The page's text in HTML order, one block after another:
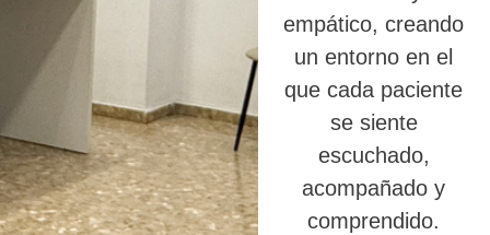
empático, creando
un entorno en el
que cada paciente
se siente
escuchado,
acompañado y
comprendido.